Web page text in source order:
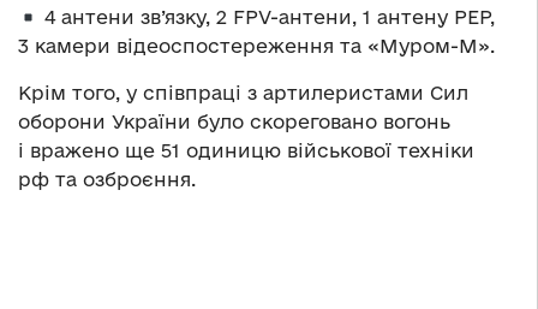
4 антени зв’язку, 2 FPV-антени, 1 антену РЕР,
3 камери відеоспостереження та «Муром-М».
Крім того, у співпраці з артилеристами Сил
оборони України було скореговано вогонь
і вражено ще 51 одиницю військової техніки
рф та озброєння.